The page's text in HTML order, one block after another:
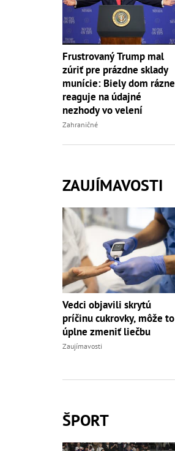
Frustrovaný Trump mal
zúriť pre prázdne sklady
munície: Biely dom rázne
reaguje na údajné
nezhody vo velení
Zahraničné
ZAUJÍMAVOSTI
Vedci objavili skrytú
príčinu cukrovky, môže to
úplne zmeniť liečbu
Zaujímavosti
ŠPORT